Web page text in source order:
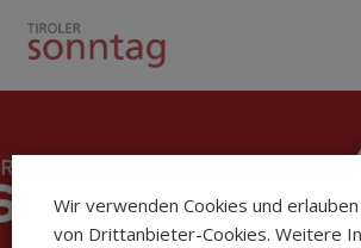
Wir verwenden Cookies und
von Drittanbieter-Cookies. Weitere